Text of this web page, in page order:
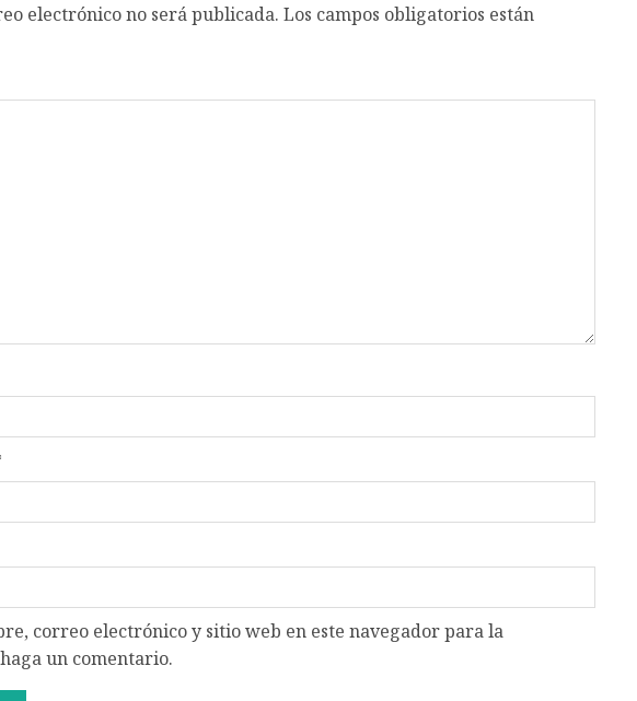
electrónico no será publicada. Los campos obligatorios están
correo electrónico y sitio web en este navegador para la
un comentario.